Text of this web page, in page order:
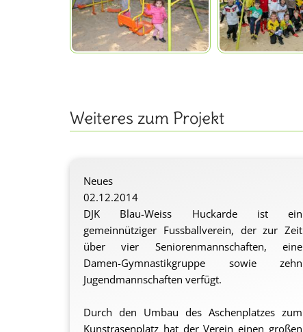
Weiteres zum Projekt
Neues
02.12.2014
DJK Blau-Weiss Huckarde ist ein
gemeinnütziger Fussballverein, der zur Zeit
über vier Seniorenmannschaften, eine
Damen-Gymnastikgruppe sowie zehn
Jugendmannschaften verfügt.
Durch den Umbau des Aschenplatzes zum
Kunstrasenplatz hat der Verein einen großen